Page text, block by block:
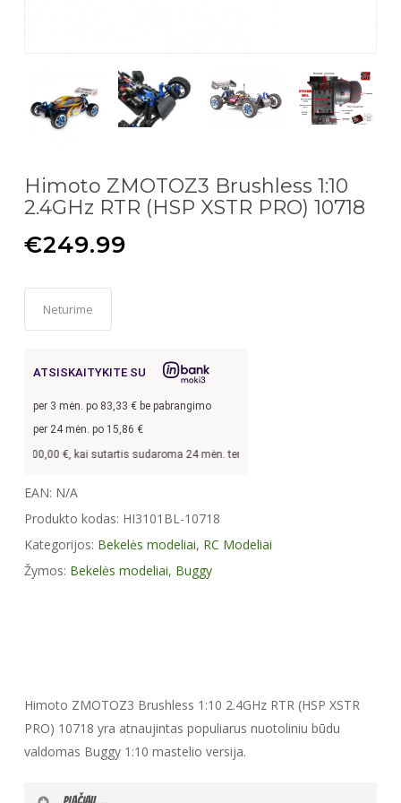
Himoto ZMOTOZ3 Brushless 1:10
2.4GHz RTR (HSP XSTR PRO) 10718
€249.99
Neturime
ATSISKAITYKITE SU
per 3 mėn. po 83,33 € be pabrangimo
per 24 mėn. po 15,86 €
300,00€, kai sutartis sudaroma 24 mėn. terminui, metinė palūkanų norma –
EAN: N/A
Produkto kodas: HI3101BL-10718
Kategorijos: Bekelės modeliai, RC Modeliai
Žymos: Bekelės modeliai, Buggy
Himoto ZMOTOZ3 Brushless 1:10 2.4GHz RTR (HSP XSTR
PRO) 10718 yra atnaujintas populiarus nuotoliniu būdu
valdomas Buggy 1:10 mastelio versija.